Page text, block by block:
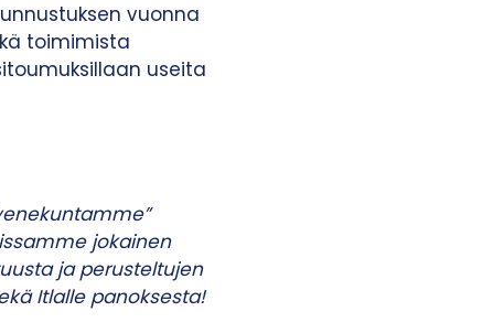
vuonna
toimimista
useita
jokainen
ja perusteltujen
Itlalle panoksesta!